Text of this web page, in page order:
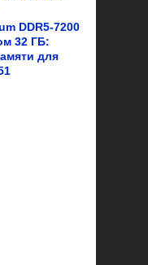
DDR5-7200
32 ГБ:
для